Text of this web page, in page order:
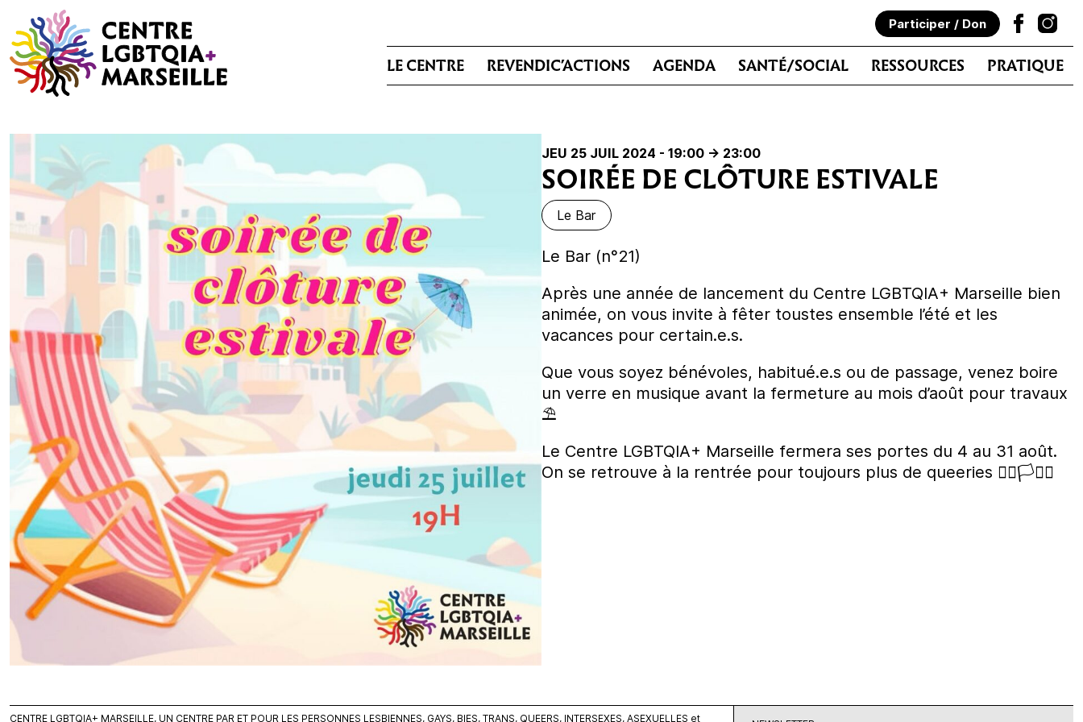
LE CENTRE REVENDIC’ACTIONS AGENDA SANTÉ/SOCIAL RESSOURCES PRATIQUE
Participer / Don
JEU 25 JUIL 2024 - 19:00 -> 23:00
SOIRÉE DE CLÔTURE ESTIVALE
Le Bar
Le Bar (n°21)
Après une année de lancement du Centre LGBTQIA+ Marseille bien
animée, on vous invite à fêter toustes ensemble l’été et les
vacances pour certain.e.s.
Que vous soyez bénévoles, habitué.e.s ou de passage, venez boire
un verre en musique avant la fermeture au mois d’août pour travaux
⛱️
Le Centre LGBTQIA+ Marseille fermera ses portes du 4 au 31 août.
On se retrouve à la rentrée pour toujours plus de queeries 🏳️‍🌈🏳️‍⚧️⚧️
CENTRE LGBTQIA+ MARSEILLE, UN CENTRE PAR ET POUR LES PERSONNES LESBIENNES, GAYS, BIES, TRANS, QUEERS, INTERSEXES, ASEXUELLES et